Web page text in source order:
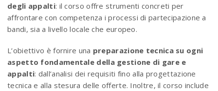
degli appalti: il corso offre strumenti concreti per
affrontare con competenza i processi di partecipazione a
bandi, sia a livello locale che europeo.
L’obiettivo è fornire una preparazione tecnica su ogni
aspetto fondamentale della gestione di gare e
appalti: dall’analisi dei requisiti fino alla progettazione
tecnica e alla stesura delle offerte. Inoltre, il corso include